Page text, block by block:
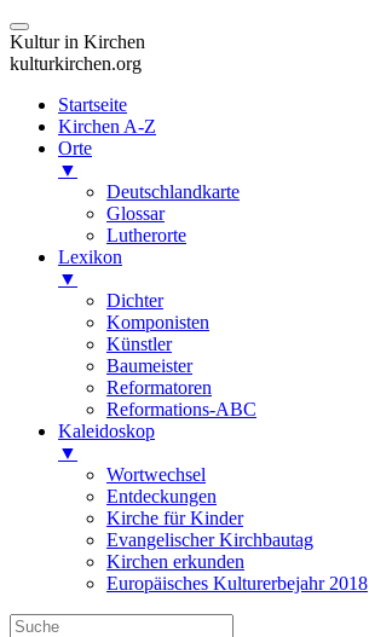
Kultur in Kirchen
kulturkirchen.org
Startseite
Kirchen A-Z
Orte
▼
Deutschlandkarte
Glossar
Lutherorte
Lexikon
▼
Dichter
Komponisten
Künstler
Baumeister
Reformatoren
Reformations-ABC
Kaleidoskop
▼
Wortwechsel
Entdeckungen
Kirche für Kinder
Evangelischer Kirchbautag
Kirchen erkunden
Europäisches Kulturerbejahr 2018